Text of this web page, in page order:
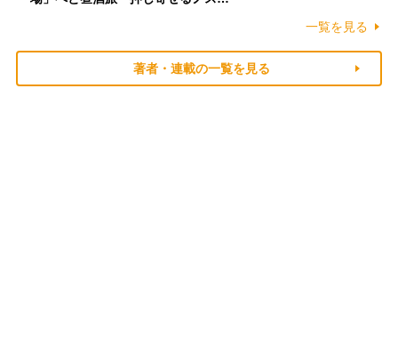
一覧を見る
著者・連載の一覧を見る